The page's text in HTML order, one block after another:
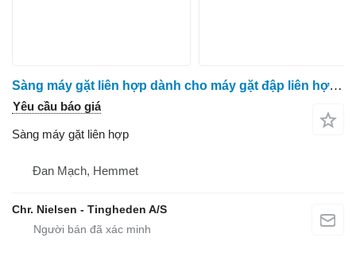
Sàng máy gặt liên hợp dành cho máy gặt đập liên hợp Massey Ferguson 9280
Yêu cầu báo giá
Sàng máy gặt liên hợp
Đan Mạch, Hemmet
Chr. Nielsen - Tingheden A/S